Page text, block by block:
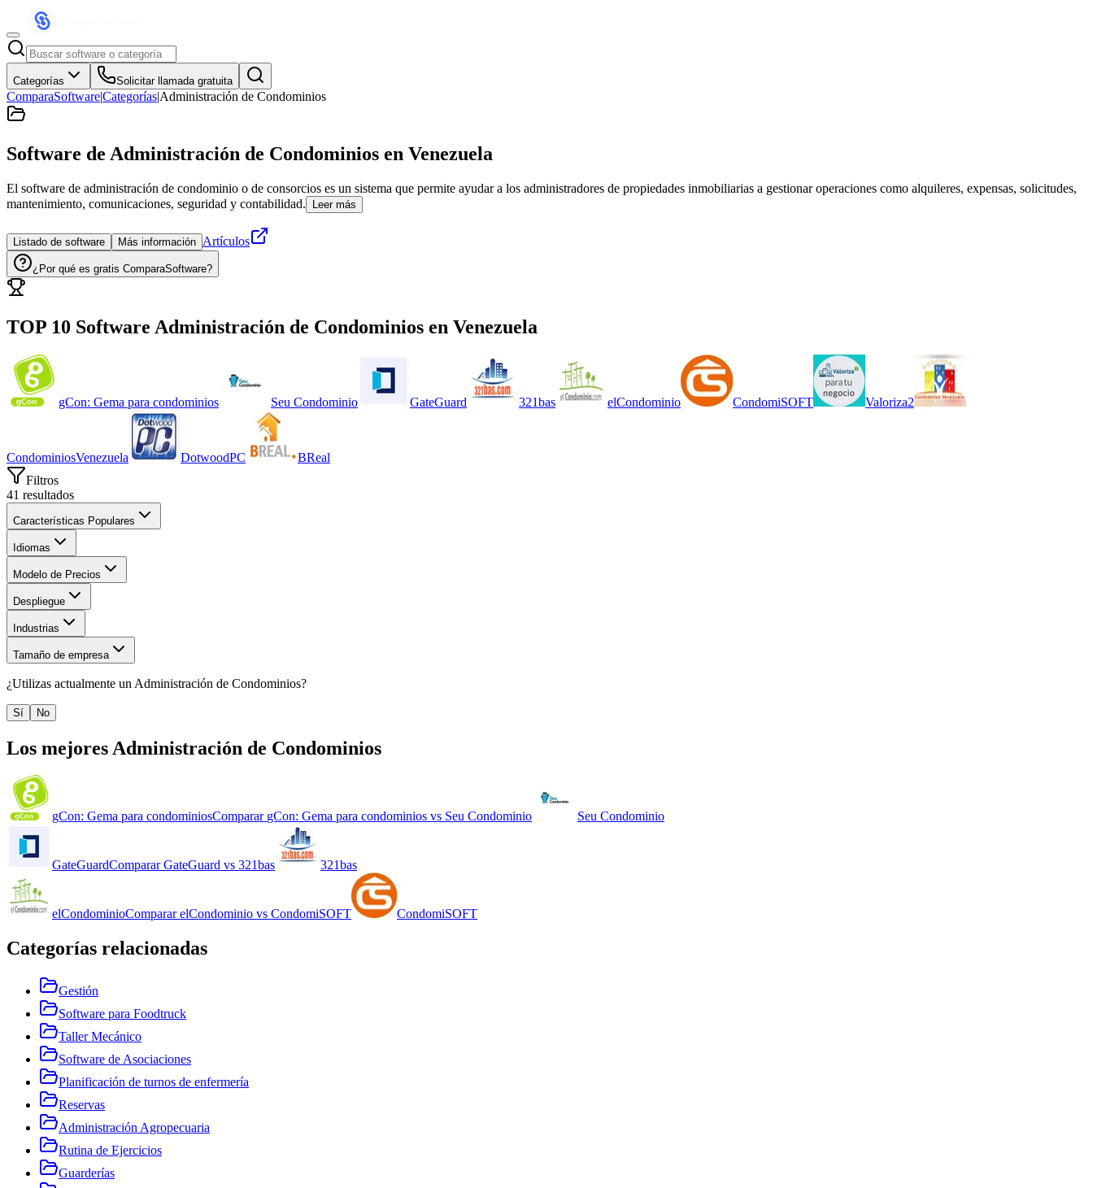
Categorías Solicitar llamada gratuita
ComparaSoftware|Categorías|Administración de Condominios
Software de Administración de Condominios en Venezuela
El software de administración de condominio o de consorcios es un sistema que permite ayudar a los administradores de propiedades inmobiliarias a gestionar operaciones como alquileres, expensas, solicitudes,
mantenimiento, comunicaciones, seguridad y contabilidad.
Leer más
Listado de software Más información Artículos
¿Por qué es gratis ComparaSoftware?
TOP 10 Software Administración de Condominios en Venezuela
gCon: Gema para condominios Seu Condominio GateGuard 321bas elCondominio CondomiSOFT Valoriza2
CondominiosVenezuela DotwoodPC
BReal
Filtros
41 resultados
Características Populares
Idiomas
Modelo de Precios
Despliegue
Industrias
Tamaño de empresa
¿Utilizas actualmente un Administración de Condominios?
Sí No
Los mejores Administración de Condominios
gCon: Gema para condominiosComparar gCon: Gema para condominios vs Seu Condominio Seu Condominio
GateGuardComparar GateGuard vs 321bas 321bas
elCondominioComparar elCondominio vs CondomiSOFT CondomiSOFT
Categorías relacionadas
Gestión
Software para Foodtruck
Taller Mecánico
Software de Asociaciones
Planificación de turnos de enfermería
Reservas
Administración Agropecuaria
Rutina de Ejercicios
Guarderías